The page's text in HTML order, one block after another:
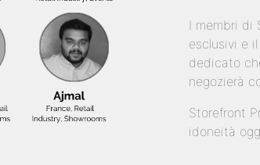
I membri di
esclusivi e
dedicato
negozierà
Storefront
idoneità